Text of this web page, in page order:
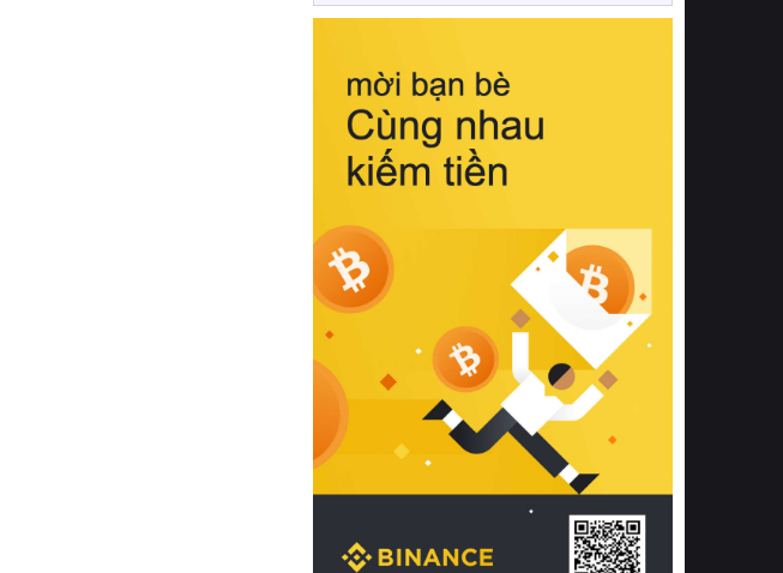
này, bạn sẽ cảm nhận rõ rệt sự khác
hồi chuẩn xác của phần đệm nâng đỡ
cột sống.
Bên cạnh đó, việc lựa chọn các dòng
sản phẩm đạt chuẩn chất lượng quốc
tế còn giúp ngăn ngừa tình trạng kích
khuẩn và nấm mốc trong điều kiện
thời tiết nóng ẩm. Bạn có thể tìm hiểu
thêm các nghiên cứu khoa học về tác
động của giấc ngủ và môi trường
phòng ngủ đối với sức khỏe con
người tại Sleep Foundation (External
Link) để có cái nhìn toàn diện hơn.
2. Các tiêu chí vàng khi lựa chọn
chăn ga gối đệm cao cấp cho phòng
ngủ
Để sở hữu một bộ chăn ga gối đệm
cao cấp hoàn hảo cả về thẩm mỹ lẫn
công năng, người tiêu dùng cần cân
nhắc kỹ lưỡng các tiêu chí quan trọng